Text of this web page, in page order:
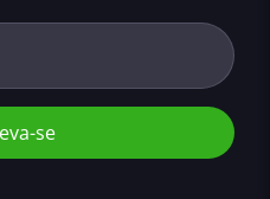
se